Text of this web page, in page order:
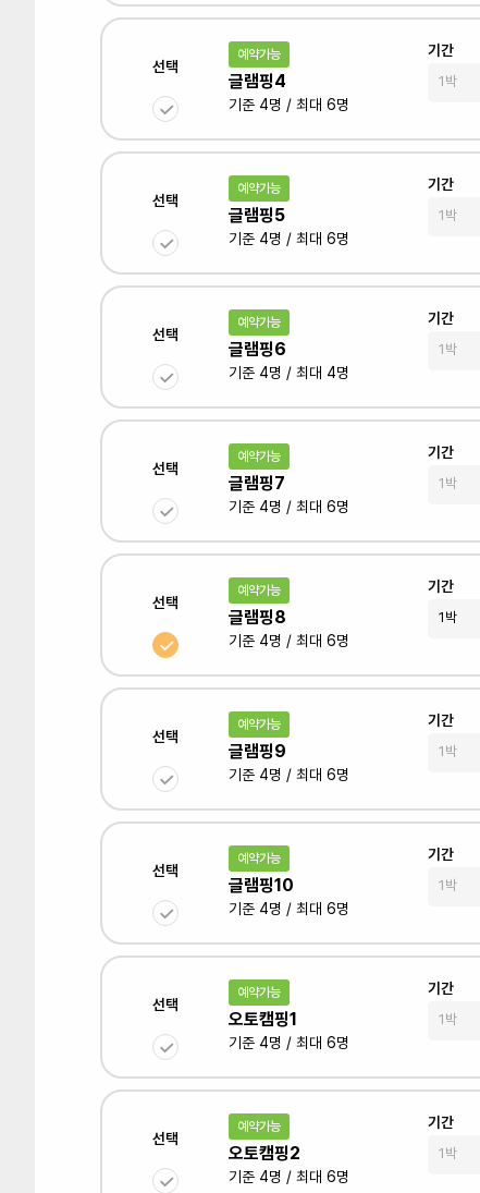
선택
예약가능
글램핑4
기준 4명 / 최대 6명
기간
선택
예약가능
글램핑5
기준 4명 / 최대 6명
기간
선택
예약가능
글램핑6
기준 4명 / 최대 4명
기간
선택
예약가능
글램핑7
기준 4명 / 최대 6명
기간
선택
예약가능
글램핑8
기준 4명 / 최대 6명
기간
선택
예약가능
글램핑9
기준 4명 / 최대 6명
기간
선택
예약가능
글램핑10
기준 4명 / 최대 6명
기간
선택
예약가능
오토캠핑1
기준 4명 / 최대 6명
기간
선택
예약가능
오토캠핑2
기준 4명 / 최대 6명
기간